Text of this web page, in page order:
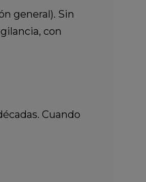
general). Sin
con
Cuando